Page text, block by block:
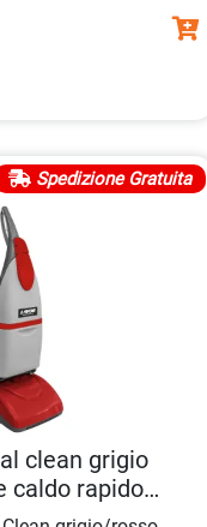
Spedizione Gratuita
clean grigio
caldo rapido